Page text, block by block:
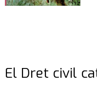
El Dret civil